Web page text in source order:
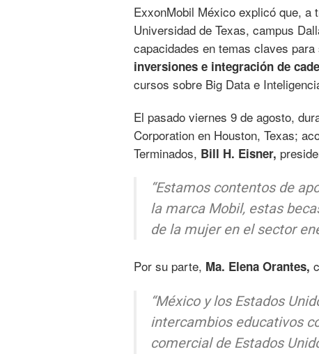
ExxonMobil México explicó que, a
Universidad de Texas, campus
capacidades en temas claves
inversiones e integración de
cursos sobre Big Data e
El pasado viernes 9 de agosto,
Corporation en Houston, Texas;
Terminados, Bill H. Eisner,
“Estamos contentos de
la marca Mobil, estas
de la mujer en el sector
Por su parte, Ma. Elena Orantes,
“México y los Estados
intercambios educativos
comercial de Estados